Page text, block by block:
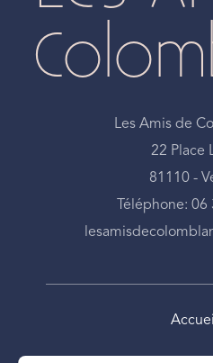
Les Amis de
22 Place
81110 -
Téléphone: